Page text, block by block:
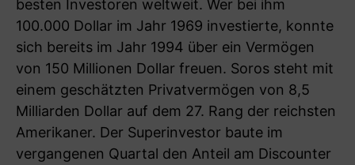
besten Investoren weltweit. Wer bei ihm
100.000 Dollar im Jahr 1969 investierte, konnte
sich bereits im Jahr 1994 über ein Vermögen
von 150 Millionen Dollar freuen. Soros steht mit
einem geschätzten Privatvermögen von 8,5
Milliarden Dollar auf dem 27. Rang der reichsten
Amerikaner. Der Superinvestor baute im
vergangenen Quartal den Anteil am Discounter